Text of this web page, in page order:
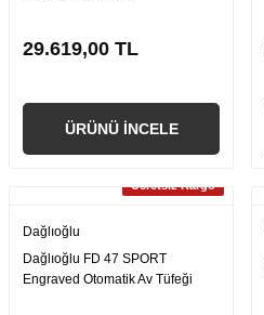
29.619,00 TL
ÜRÜNÜ İNCELE
Ücretsiz Kargo
Dağlıoğlu
Dağlıoğlu FD 47 SPORT
Engraved Otomatik Av Tüfeği